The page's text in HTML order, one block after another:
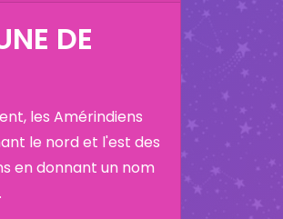
DE
les Amérindiens
le nord et l'est des
en donnant un nom